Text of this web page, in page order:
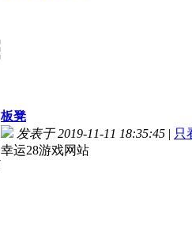
板凳
发表于 2019-11-11 18:35:45 | 只
幸运28游戏网站